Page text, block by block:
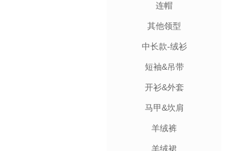
连帽
其他领型
中长款-绒衫
短袖&吊带
开衫&外套
马甲&坎肩
羊绒裤
羊绒裙